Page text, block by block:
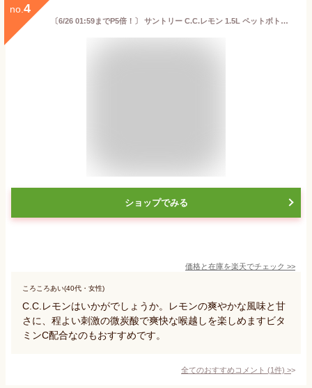
no. 4
〔6/26 01:59までP5倍！〕 サントリー C.C.レモン 1.5L ペットボトル 8本入 炭酸飲料 CCレモン 微炭酸
ショップでみる
価格と在庫を楽天でチェック >>
ころころあい(40代・女性)
C.C.レモンはいかがでしょうか。レモンの爽やかな風味と甘
さに、程よい刺激の微炭酸で爽快な喉越しを楽しめますビタ
ミンC配合なのもおすすめです。
全てのおすすめコメント (1件) >